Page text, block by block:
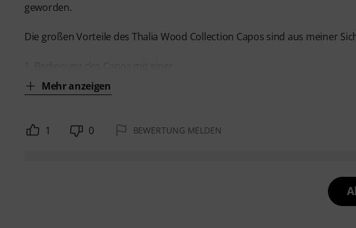
geworden.
Die großen Vorteile des Thalia Wood Collection Capos sind aus meiner
Mehr anzeigen
1 0 BEWERTUNG MELDEN